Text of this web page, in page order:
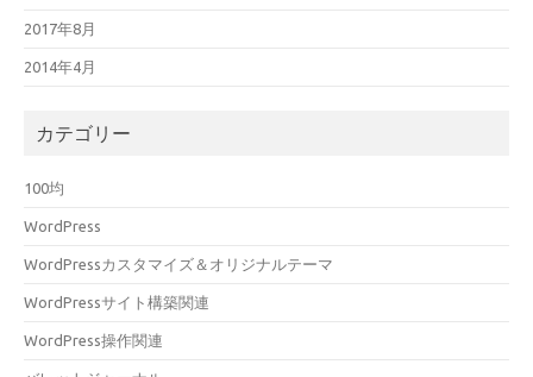
2017年8月
2014年4月
カテゴリー
100均
WordPress
WordPressカスタマイズ＆オリジナルテーマ
WordPressサイト構築関連
WordPress操作関連